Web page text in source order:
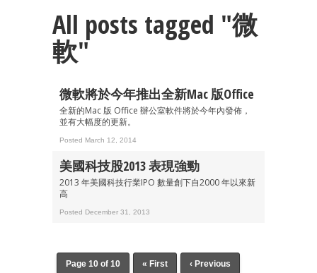
All posts tagged "微
軟"
微軟將於今年推出全新Mac 版Office
全新的Mac 版 Office 辦公室軟件將於今年內發佈，
並有大幅度的更新。
Posted March 12, 2014
美國科技股2013 表現強勁
2013 年美國科技行業IPO 數量創下自2000 年以來新
高
Posted December 31, 2013
Page 10 of 10 « First ‹ Previous